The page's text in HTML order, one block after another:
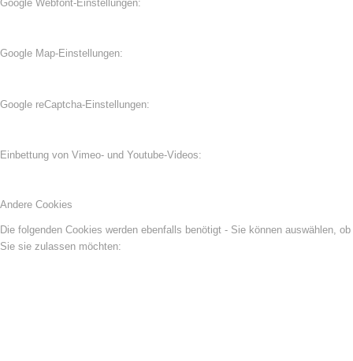
Google Webfont-Einstellungen:
Google Map-Einstellungen:
Google reCaptcha-Einstellungen:
Einbettung von Vimeo- und Youtube-Videos:
Andere Cookies
Die folgenden Cookies werden ebenfalls benötigt - Sie können auswählen, ob
Sie sie zulassen möchten: